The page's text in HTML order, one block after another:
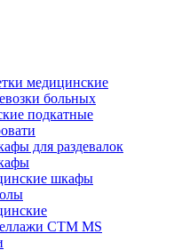
медицинские
больных
подкатные
для раздевалок
шкафы
CTM MS